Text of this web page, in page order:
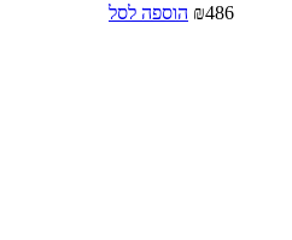
₪486 הוספה לסל